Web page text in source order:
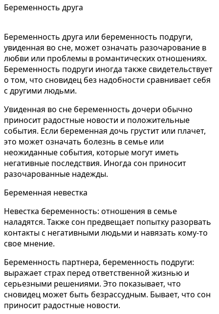
Беременность друга
Беременность друга или беременность подруги,
увиденная во сне, может означать разочарование в
любви или проблемы в романтических отношениях.
Беременность подруги иногда также свидетельствует
о том, что сновидец без надобности сравнивает себя
с другими людьми.
Увиденная во сне беременность дочери обычно
приносит радостные новости и положительные
события. Если беременная дочь грустит или плачет,
это может означать болезнь в семье или
неожиданные события, которые могут иметь
негативные последствия. Иногда сон приносит
разочарованные надежды.
Беременная невестка
Невестка беременность: отношения в семье
наладятся. Также сон предвещает попытку разорвать
контакты с негативными людьми и навязать кому-то
свое мнение.
Беременность партнера, беременность подруги:
выражает страх перед ответственной жизнью и
серьезными решениями. Это показывает, что
сновидец может быть безрассудным. Бывает, что сон
приносит радостные новости.